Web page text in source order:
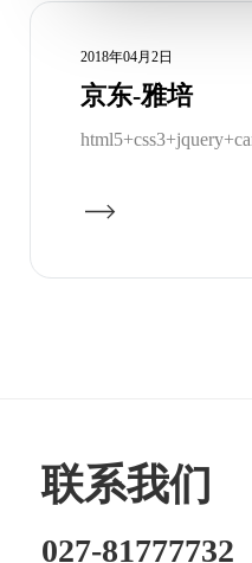
2018年04月2日
京东-雅培
联系我们
027-81777732